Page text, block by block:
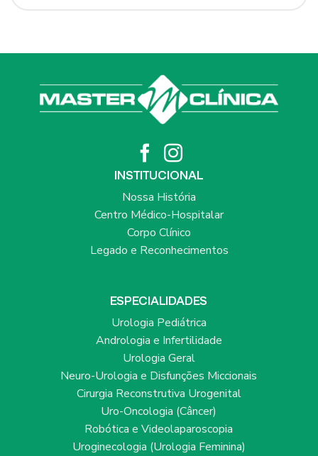
INSTITUCIONAL
Nossa História
Centro Médico-Hospitalar
Corpo Clínico
Legado e Reconhecimentos
ESPECIALIDADES
Urologia Pediátrica
Andrologia e Infertilidade
Urologia Geral
Neuro-Urologia e Disfunções Miccionais
Cirurgia Reconstrutiva Urogenital
Uro-Oncologia (Câncer)
Robótica e Videolaparoscopia
Uroginecologia (Urologia Feminina)